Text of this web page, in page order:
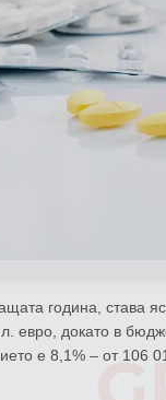
година, става
евро, докато в
е 8,1% – от 106